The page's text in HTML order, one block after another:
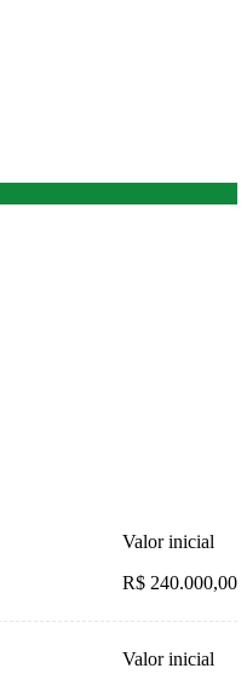
Valor inicial
R$ 240.000,00
Valor inicial